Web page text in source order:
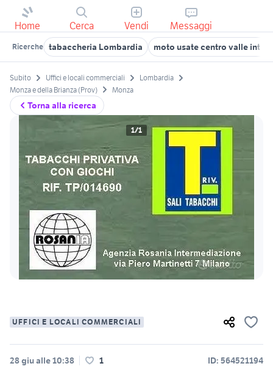
Home Cerca Vendi Messaggi
Ricerche tabaccheria Lombardia moto usate centro valle
Torna alla ricerca
Subito Uffici e locali commerciali
Lombardia
Monza e della Brianza (Prov)
Monza
1/1
UFFICI E LOCALI COMMERCIALI
28 giu alle 10:38 1 ID: 564521194